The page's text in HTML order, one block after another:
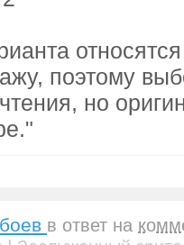
поэтому
но
в ответ на